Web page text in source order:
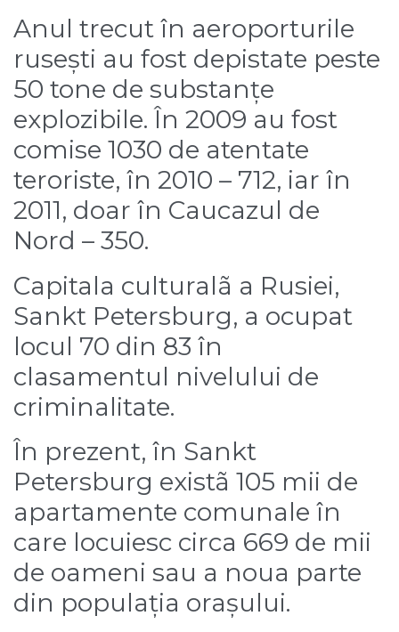
Anul trecut în aeroporturile
rusești au fost depistate peste
50 tone de substanțe
explozibile. În 2009 au fost
comise 1030 de atentate
teroriste, în 2010 – 712, iar în
2011, doar în Caucazul de
Nord – 350.
Capitala culturalã a Rusiei,
Sankt Petersburg, a ocupat
locul 70 din 83 în
clasamentul nivelului de
criminalitate.
În prezent, în Sankt
Petersburg existã 105 mii de
apartamente comunale în
care locuiesc circa 669 de mii
de oameni sau a noua parte
din populația orașului.